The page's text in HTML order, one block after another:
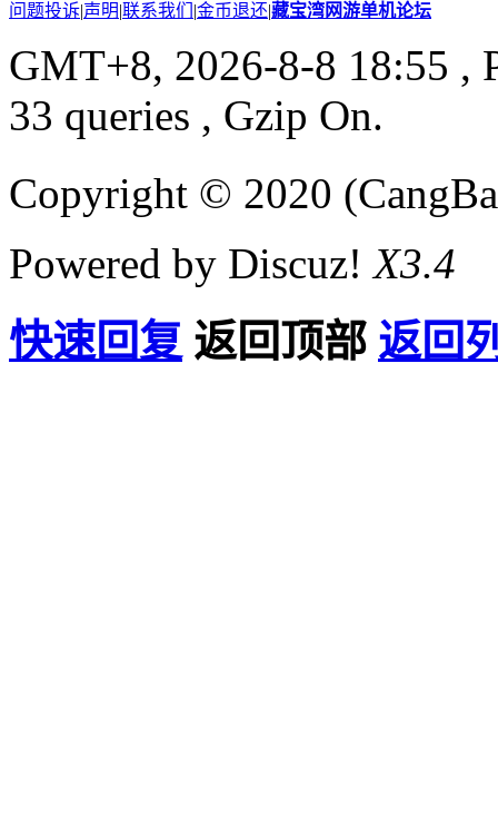
问题投诉|声明|联系我们 |金币退还|藏宝湾网游单机论坛
GMT+8, 2026-8-8 18:55 ,
33 queries , Gzip On.
Copyright © 2020
Powered by Discuz!X3.4
快速回复 返回顶部 返回